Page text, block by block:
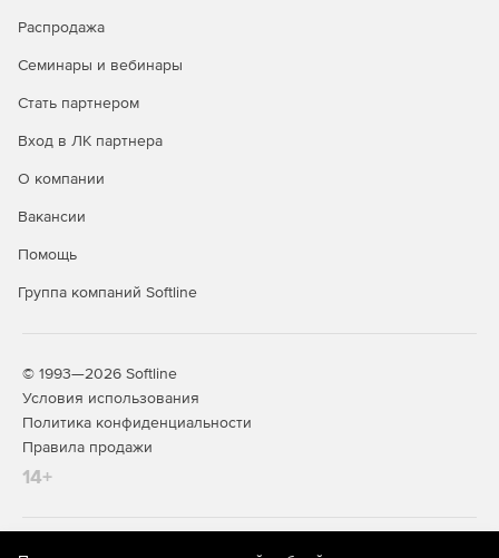
Распродажа
Семинары и вебинары
Стать партнером
Вход в ЛК партнера
О компании
Вакансии
Помощь
Группа компаний Softline
© 1993—2026 Softline
Условия использования
Политика конфиденциальности
Правила продажи
14+